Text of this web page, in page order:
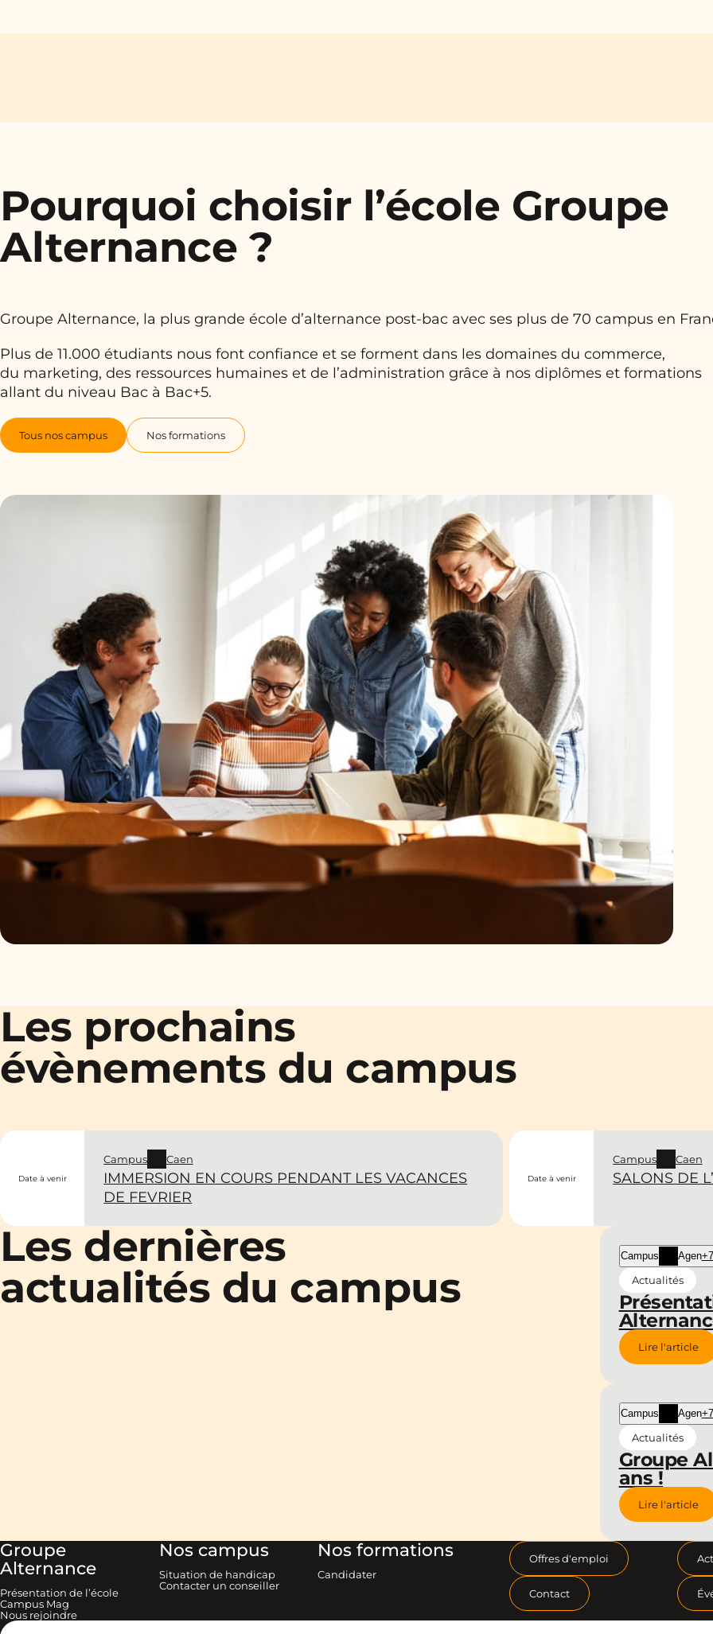
Pourquoi choisir l’école Groupe
Alternance ?
Groupe Alternance, la plus grande école d’alternance post-bac avec ses plus de 70 campus en
Plus de 11.000 étudiants nous font confiance et se forment dans les domaines du commerce,
du marketing, des ressources humaines et de l’administration grâce à nos diplômes et formations
allant du niveau Bac à Bac+5.
Tous nos campus Nos formations
Les prochains
évènements du campus
IMMERSION EN COURS PENDANT LES VACANCES
DE FEVRIER
Campus Caen
Date à venir SALONS DE
Campus Caen
Date à venir
Les dernières
actualités du campus
Campus Agen
Actualités
Lire l'article
Groupe
ans !
Campus Agen
Actualités
Lire l'article
Groupe
Alternance
Présentation de l’école
Campus Mag
Nous rejoindre
Nos campus
Situation de handicap
Contacter un conseiller
Nos formations
Candidater
Offres d'emploi
Contact